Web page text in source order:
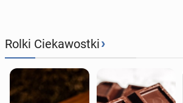
Rolki Ciekawostki›